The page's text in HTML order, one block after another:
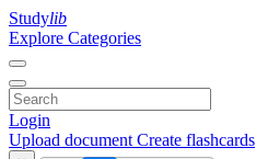
Studylib
Explore Categories
Login
Upload document Create flashcards